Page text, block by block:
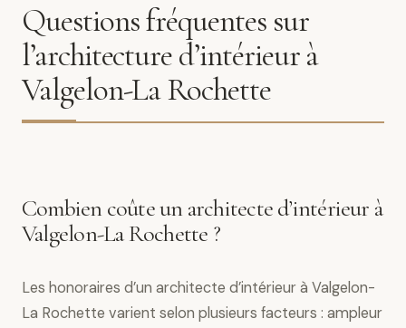
Questions fréquentes sur
l’architecture d’intérieur à
Valgelon-La Rochette
Combien coûte un architecte d’intérieur à
Valgelon-La Rochette ?
Les honoraires d’un architecte d’intérieur à Valgelon-
La Rochette varient selon plusieurs facteurs : ampleur